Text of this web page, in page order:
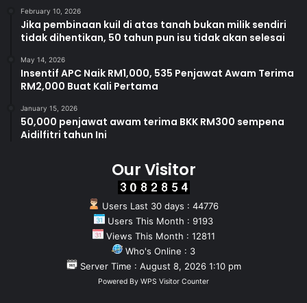
February 10, 2026
Jika pembinaan kuil di atas tanah bukan milik sendiri
tidak dihentikan, 50 tahun pun isu tidak akan selesai
May 14, 2026
Insentif APC Naik RM1,000, 535 Penjawat Awam Terima
RM2,000 Buat Kali Pertama
January 15, 2026
50,000 penjawat awam terima BKK RM300 sempena
Aidilfitri tahun Ini
Our Visitor
Users Last 30 days : 44776
Users This Month : 9193
Views This Month : 12811
Who's Online : 3
Server Time : August 8, 2026 1:10 pm
Powered By WPS Visitor Counter